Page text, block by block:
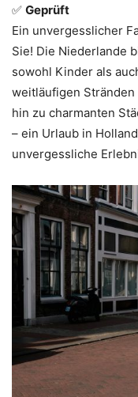
✅ Geprüft
Ein unvergesslicher
Sie! Die Niederlande
sowohl Kinder als
weitläufigen
hin zu charmanten
– ein Urlaub in
unvergessliche